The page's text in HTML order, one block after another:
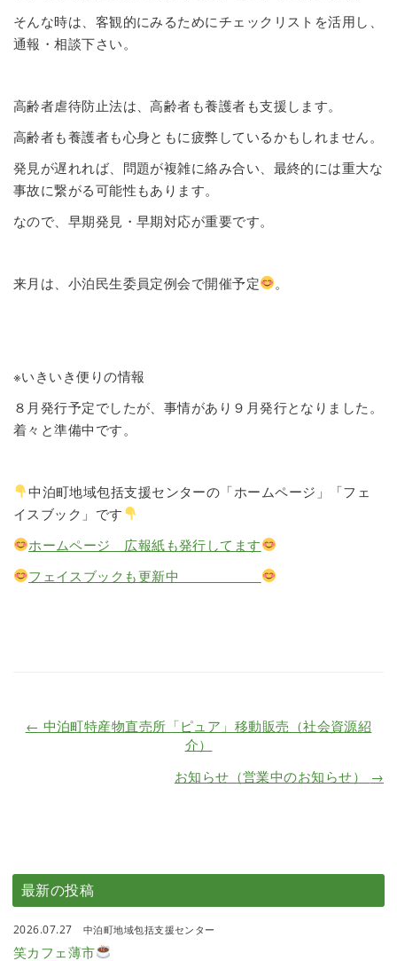
そんな時は、客観的にみるためにチェックリストを活用し、
通報・相談下さい。
高齢者虐待防止法は、高齢者も養護者も支援します。
高齢者も養護者も心身ともに疲弊しているかもしれません。
発見が遅れれば、問題が複雑に絡み合い、最終的には重大な
事故に繋がる可能性もあります。
なので、早期発見・早期対応が重要です。
来月は、小泊民生委員定例会で開催予定 。
※いきいき便りの情報
８月発行予定でしたが、事情があり９月発行となりました。
着々と準備中です。
中泊町地域包括支援センターの「ホームページ」「フェ
イスブック」です
ホームページ 広報紙も発行してます
フェイスブックも更新中
← 中泊町特産物直売所「ピュア」移動販売（社会資源紹
介）
お知らせ（営業中のお知らせ）
→
最新の投稿
2026.07.27 中泊町地域包括支援センター
笑カフェ薄市